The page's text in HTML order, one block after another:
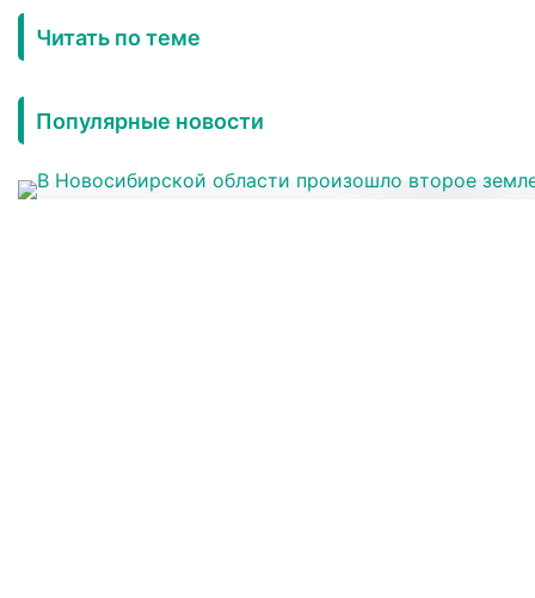
Читать по теме
Популярные новости